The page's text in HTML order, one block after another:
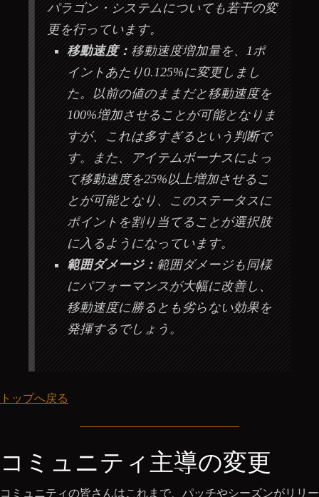
パラゴン・システムについても若干の変
更を行っています。
移動速度：移動速度増加量を、1ポ
イントあたり0.125%に変更しまし
た。以前の値のままだと移動速度を
100%増加させることが可能となりま
すが、これは多すぎるという判断で
す。また、アイテムボーナスによっ
て移動速度を25%以上増加させるこ
とが可能となり、このステータスに
ポイントを割り当てることが選択肢
に入るようになっています。
範囲ダメージ： 範囲ダメージも同様
にパフォーマンスが大幅に改善し、
移動速度に勝るとも劣らない効果を
発揮するでしょう。
トップへ戻る
コミュニティ主導の変更
コミュニティの皆さんはこれまで、パッチやシーズンがリリー